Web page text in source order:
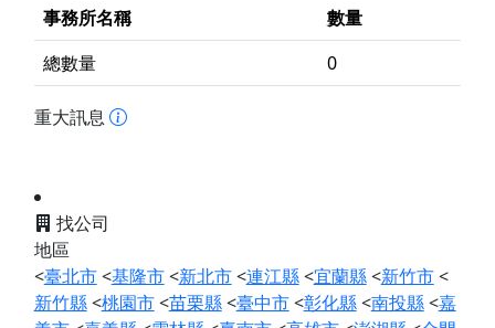
事務所名稱
數量
總數量
0
重大訊息
找公司
地區
<臺北市<基隆市<新北市<連江縣<宜蘭縣<新竹市<
新竹縣<桃園市<苗栗縣<臺中市<彰化縣<南投縣<嘉